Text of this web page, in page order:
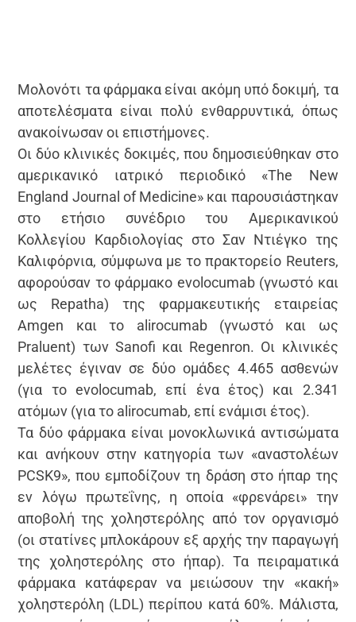
Μολονότι τα φάρμακα είναι ακόμη υπό δοκιμή, τα
αποτελέσματα είναι πολύ ενθαρρυντικά, όπως
ανακοίνωσαν οι επιστήμονες.
Οι δύο κλινικές δοκιμές, που δημοσιεύθηκαν στο
αμερικανικό ιατρικό περιοδικό «The New
England Journal of Medicine» και παρουσιάστηκαν
στο ετήσιο συνέδριο του Αμερικανικού
Κολλεγίου Καρδιολογίας στο Σαν Ντιέγκο της
Καλιφόρνια, σύμφωνα με το πρακτορείο Reuters,
αφορούσαν το φάρμακο evolocumab (γνωστό και
ως Repatha) της φαρμακευτικής εταιρείας
Amgen και το alirocumab (γνωστό και ως
Praluent) των Sanofi και Regenron. Οι κλινικές
μελέτες έγιναν σε δύο ομάδες 4.465 ασθενών
(για το evolocumab, επί ένα έτος) και 2.341
ατόμων (για το alirocumab, επί ενάμισι έτος).
Τα δύο φάρμακα είναι μονοκλωνικά αντισώματα
και ανήκουν στην κατηγορία των «αναστολέων
PCSK9», που εμποδίζουν τη δράση στο ήπαρ της
εν λόγω πρωτεΐνης, η οποία «φρενάρει» την
αποβολή της χοληστερόλης από τον οργανισμό
(οι στατίνες μπλοκάρουν εξ αρχής την παραγωγή
της χοληστερόλης στο ήπαρ). Τα πειραματικά
φάρμακα κατάφεραν να μειώσουν την «κακή»
χοληστερόλη (LDL) περίπου κατά 60%. Μάλιστα,